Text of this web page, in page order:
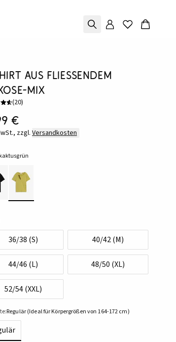
aus fließendem
Mix
(20)
€
zzgl. Versandkosten
kaktusgrün
36/38 (S) 40/42 (M)
44/46 (L) 48/50 (XL)
52/54 (XXL)
Regulär (Ideal für Körpergrößen von 164-172 cm)